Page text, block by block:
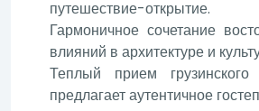
путешествие-открытие.
Гармоничное сочетание
влияний в архитектуре и
Теплый прием
предлагает аутентичное